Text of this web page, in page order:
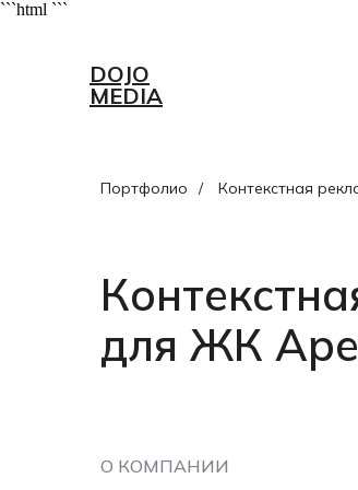
```html ```
DOJO
MEDIA
Портфолио / Контекстная
для ЖК
О КОМПАНИИ